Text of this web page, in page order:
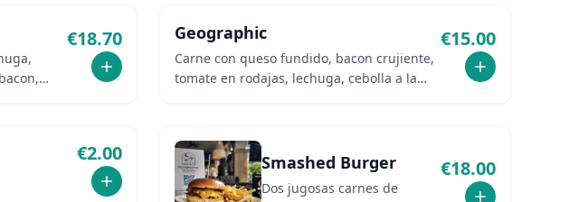
€18.70 Geographic
Carne con queso fundido, bacon crujiente,
tomate en rodajas, lechuga, cebolla a la
€15.00
€2.00 Smashed Burger
Dos jugosas carnes de
€18.00